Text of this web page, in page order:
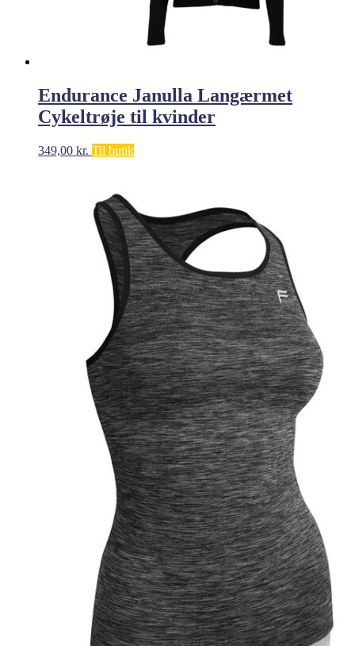
Endurance Janulla Langærmet
Cykeltrøje til kvinder
349,00 kr. Til butik